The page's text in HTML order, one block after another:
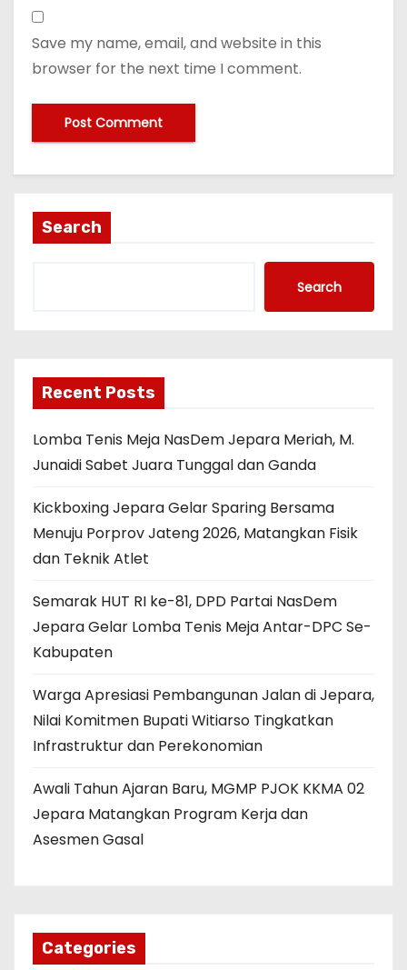
Save my name, email, and website in this
browser for the next time I comment.
Search
Search
Recent Posts
Lomba Tenis Meja NasDem Jepara Meriah, M.
Junaidi Sabet Juara Tunggal dan Ganda
Kickboxing Jepara Gelar Sparing Bersama
Menuju Porprov Jateng 2026, Matangkan Fisik
dan Teknik Atlet
Semarak HUT RI ke-81, DPD Partai NasDem
Jepara Gelar Lomba Tenis Meja Antar-DPC Se-
Kabupaten
Warga Apresiasi Pembangunan Jalan di Jepara,
Nilai Komitmen Bupati Witiarso Tingkatkan
Infrastruktur dan Perekonomian
Awali Tahun Ajaran Baru, MGMP PJOK KKMA 02
Jepara Matangkan Program Kerja dan
Asesmen Gasal
Categories